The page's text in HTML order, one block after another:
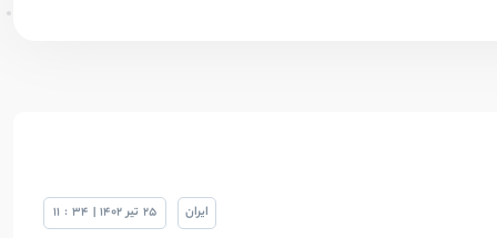
ایران 25 تیر 1402
|
34
:
11